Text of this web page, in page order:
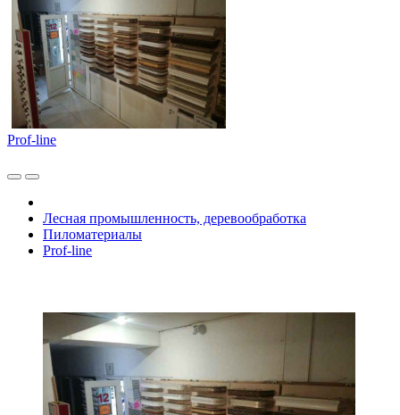
Prof-line
Лесная промышленность, деревообработка
Пиломатериалы
Prof-line